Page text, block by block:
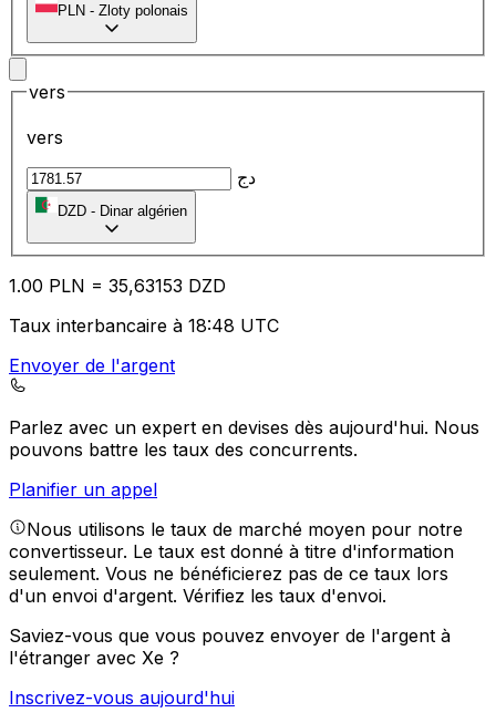
PLN - Zloty polonais
vers
vers
دج
DZD - Dinar algérien
1.00 PLN = 35,63153 DZD
Taux interbancaire à 18:48 UTC
Envoyer de l'argent
Parlez avec un expert en devises dès aujourd'hui. Nous
pouvons battre les taux des concurrents.
Planifier un appel
Nous utilisons le taux de marché moyen pour notre
convertisseur. Le taux est donné à titre d'information
seulement. Vous ne bénéficierez pas de ce taux lors
d'un envoi d'argent. Vérifiez les taux d'envoi.
Saviez-vous que vous pouvez envoyer de l'argent à
l'étranger avec Xe ?
Inscrivez-vous aujourd'hui